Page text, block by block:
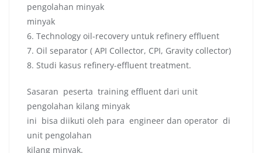
pengolahan minyak
minyak
6. Technology oil-recovery untuk refinery effluent
7. Oil separator ( API Collector, CPI, Gravity collector)
8. Studi kasus refinery-effluent treatment.
Sasaran peserta training effluent dari unit
pengolahan kilang minyak
ini bisa diikuti oleh para engineer dan operator di
unit pengolahan
kilang minyak.